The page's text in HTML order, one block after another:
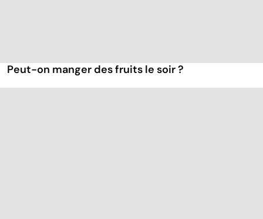
Peut-on manger des fruits le soir ?